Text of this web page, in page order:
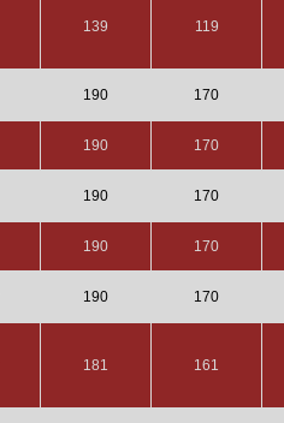
139 119
190 170
190 170
190 170
190 170
190 170
181 161